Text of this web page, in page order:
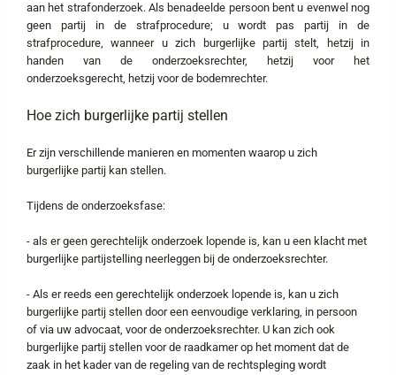
aan het strafonderzoek. Als benadeelde persoon bent u evenwel nog
geen partij in de strafprocedure; u wordt pas partij in de
strafprocedure, wanneer u zich burgerlijke partij stelt, hetzij in
handen van de onderzoeksrechter, hetzij voor het
onderzoeksgerecht, hetzij voor de bodemrechter.
Hoe zich burgerlijke partij stellen
Er zijn verschillende manieren en momenten waarop u zich
burgerlijke partij kan stellen.
Tijdens de onderzoeksfase:
- als er geen gerechtelijk onderzoek lopende is, kan u een klacht met
burgerlijke partijstelling neerleggen bij de onderzoeksrechter.
- Als er reeds een gerechtelijk onderzoek lopende is, kan u zich
burgerlijke partij stellen door een eenvoudige verklaring, in persoon
of via uw advocaat, voor de onderzoeksrechter. U kan zich ook
burgerlijke partij stellen voor de raadkamer op het moment dat de
zaak in het kader van de regeling van de rechtspleging wordt